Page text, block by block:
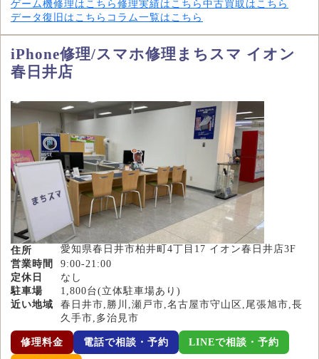
ゲーム機修理はこちら 修理実績はこちら 中古買取はこちら
データ復旧はこちら コラム一覧はこちら
iPhone修理/スマホ修理まちスマ イオン
春日井店
住所
愛知県春日井市柏井町4丁目17 イオン春日井店3F
営業時間
9:00-21:00
定休日
なし
駐車場
1,800台(立体駐車場あり)
近い地域
春日井市,勝川,瀬戸市,名古屋市守山区,尾張旭市,長
久手市,多治見市
修理料金 電話で相談・予約 LINEで相談・予約